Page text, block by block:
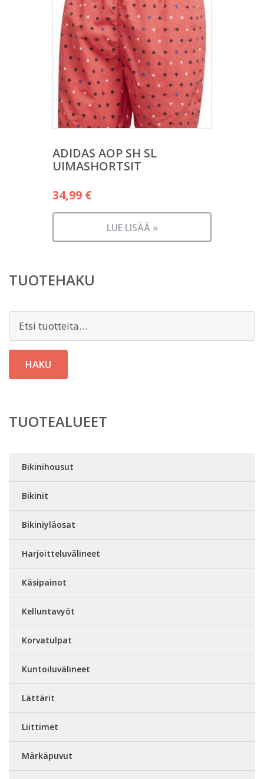
ADIDAS AOP SH SL
UIMASHORTSIT
34,99 €
LUE LISÄÄ »
TUOTEHAKU
Etsi:
HAKU
TUOTEALUEET
Bikinihousut
Bikinit
Bikiniyläosat
Harjoitteluvälineet
Käsipainot
Kelluntavyöt
Korvatulpat
Kuntoiluvälineet
Lättärit
Liittimet
Märkäpuvut